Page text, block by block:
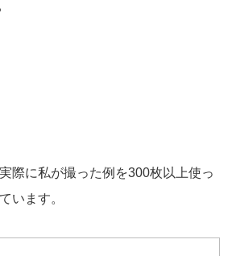
際に私が撮った例を300枚以上使っ
います。